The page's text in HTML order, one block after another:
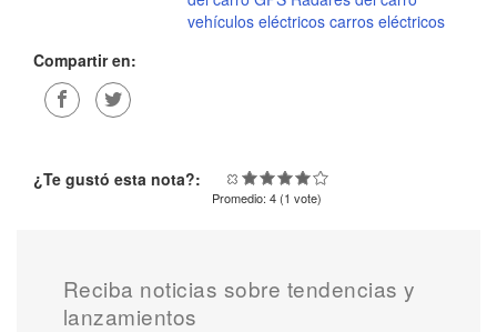
vehículos eléctricos carros eléctricos
Compartir en:
¿Te gustó esta nota?:
Promedio: 4 (1 vote)
Reciba noticias sobre tendencias y
lanzamientos